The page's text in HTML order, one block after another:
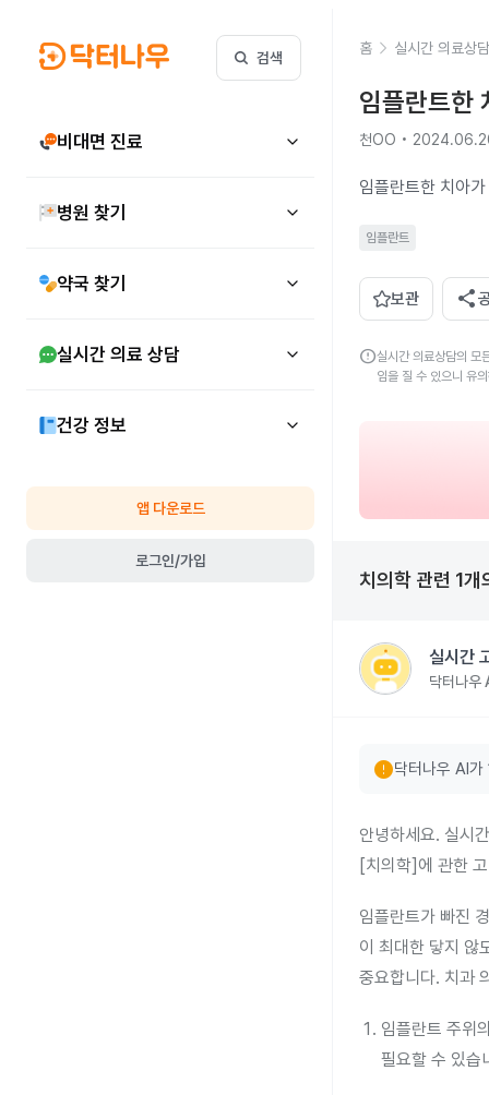
검색
비대면 진료
병원 찾기
약국 찾기
실시간 의료 상담
건강 정보
앱 다운로드
로그인/가입
홈 실시간 의료상담
임플란트한
천OO •
임플란트한 치아
임플란트
보관 share
error실시간 의료상담의 모
임을 질 수 있으니 유
치의학 관련 1개
실시간
닥터나우
error닥터나우 AI
안녕하세요. 실시
[치의학]에 관한
임플란트가 빠진
이 최대한 닿지 않
중요합니다. 치과
임플란트 주위
필요할 수 있습